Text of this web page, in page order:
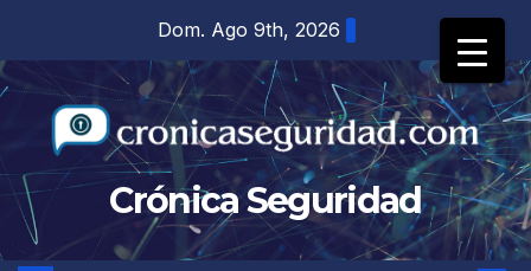
contenido
Dom. Ago 9th, 2026
Crónica Seguridad